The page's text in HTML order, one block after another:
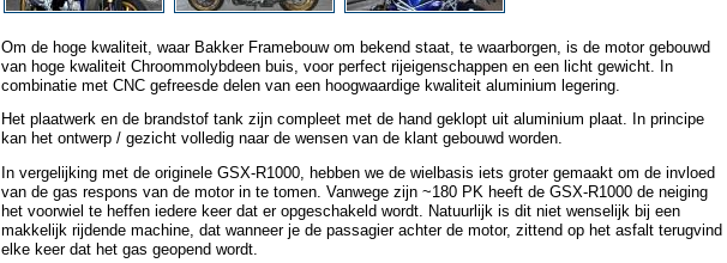
Om de hoge kwaliteit, waar Bakker Framebouw om bekend staat, te waarborgen, is de motor gebouwd
van hoge kwaliteit Chroommolybdeen buis, voor perfect rijeigenschappen en een licht gewicht. In
combinatie met CNC gefreesde delen van een hoogwaardige kwaliteit aluminium legering.
Het plaatwerk en de brandstof tank zijn compleet met de hand geklopt uit aluminium plaat. In principe
kan het ontwerp / gezicht volledig naar de wensen van de klant gebouwd worden.
In vergelijking met de originele GSX-R1000, hebben we de wielbasis iets groter gemaakt om de invloed
van de gas respons van de motor in te tomen. Vanwege zijn ~180 PK heeft de GSX-R1000 de neiging
het voorwiel te heffen iedere keer dat er opgeschakeld wordt. Natuurlijk is dit niet wenselijk bij een
makkelijk rijdende machine, dat wanneer je de passagier achter de motor, zittend op het asfalt terugvind
elke keer dat het gas geopend wordt.